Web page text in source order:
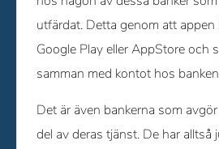
utfärdat. Detta genom att appen
Google Play eller AppStore och
samman med kontot hos
Det är även bankerna som
del av deras tjänst. De har alltså